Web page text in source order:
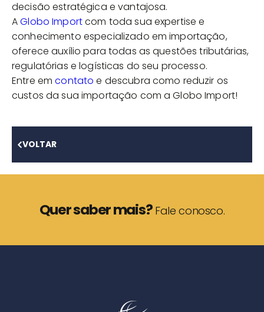
decisão estratégica e vantajosa.
AGlobo Importcom toda sua expertise e
conhecimento especializado em importação,
oferece auxílio para todas as questões tributárias,
regulatórias e logísticas do seu processo.
Entre emcontato e descubra como reduzir os
custos da sua importação com a Globo Import!
VOLTAR
Quer saber mais?Fale conosco.